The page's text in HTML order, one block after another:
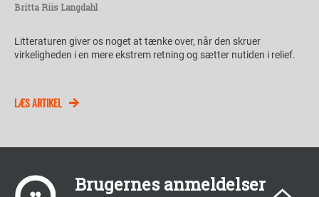
Britta Riis Langdahl
Litteraturen giver os noget at tænke over, når den skruer
virkeligheden i en mere ekstrem retning og sætter nutiden i relief.
LÆS ARTIKEL
Brugernes anmeldelser